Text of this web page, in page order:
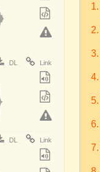
DL Link
DL Link